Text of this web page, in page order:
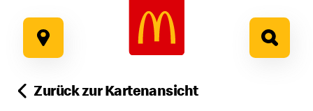
Inhalt
springen
Zurück zur Kartenansicht